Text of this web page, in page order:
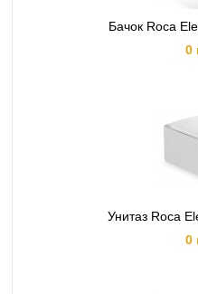
Бачок Roca
0
Унитаз Roca
0